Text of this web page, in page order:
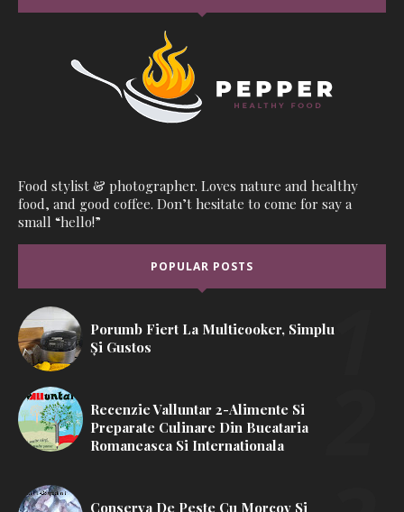
Food stylist & photographer. Loves nature and healthy
food, and good coffee. Don’t hesitate to come for say a
small “hello!”
POPULAR POSTS
Porumb Fiert La Multicooker, Simplu
Și Gustos
Recenzie Valluntar 2-Alimente Si
Preparate Culinare Din Bucataria
Romaneasca Si Internationala
Conserva De Peste Cu Morcov Si